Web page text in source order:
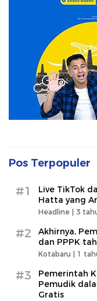
Pos Terpopuler
#1
Live TikTok
Hatta yang
Headline | 3
#2
Akhirnya,
dan PPPK
Kotabaru | 1
#3
Pemerintah
Pemudik
Gratis